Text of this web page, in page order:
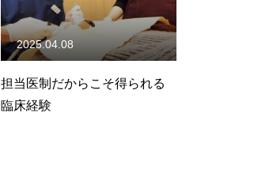
よくあるご質問
院長メッセージ
担当医制だからこそ得られる
臨床経験
2025.04.08